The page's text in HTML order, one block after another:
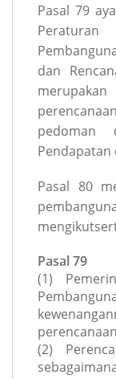
Pasal 79
dan
pedoman
Pendapatan
Pasal 80
Pasal 79
(1)
(2)